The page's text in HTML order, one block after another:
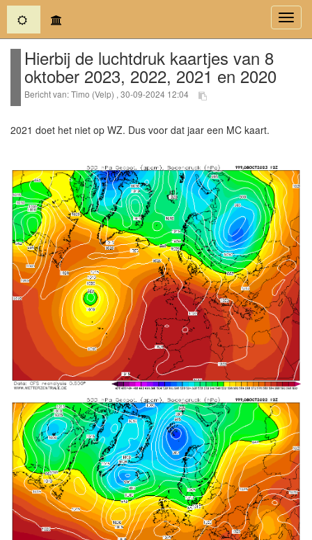
(current)
Hierbij de luchtdruk kaartjes van 8
oktober 2023, 2022, 2021 en 2020
Bericht van: Timo (Velp) , 30-09-2024 12:04
2021 doet het niet op WZ. Dus voor dat jaar een MC kaart.